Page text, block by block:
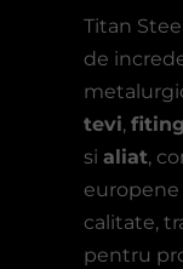
Titan
de
tevi,
si aliat,
calitate,
pentru